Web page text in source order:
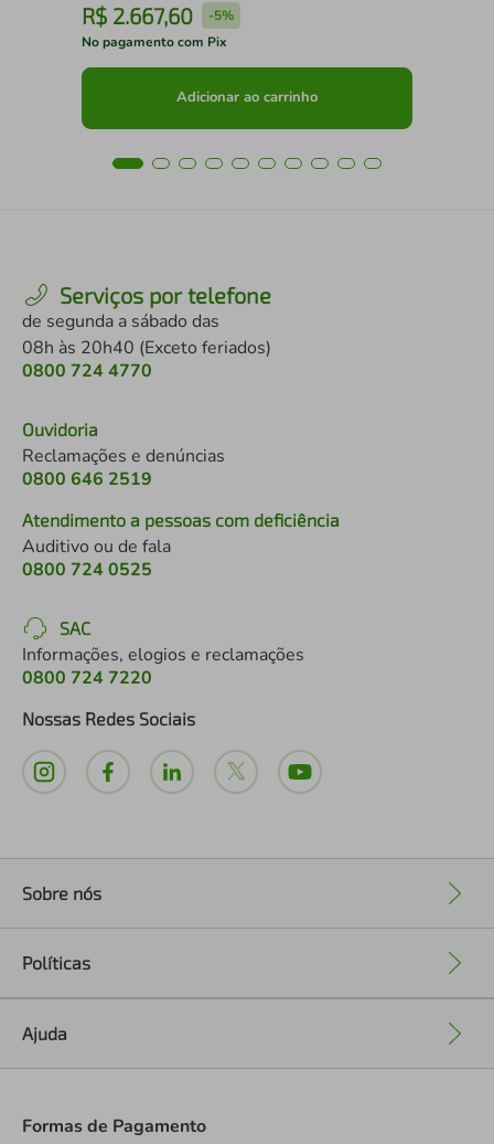
R$ 2.667,60 -5%
No pagamento com Pix
Adicionar ao carrinho
Serviços por telefone
de segunda a sábado das
08h às 20h40 (Exceto feriados)
0800 724 4770
Ouvidoria
Reclamações e denúncias
0800 646 2519
Atendimento a pessoas com deficiência
Auditivo ou de fala
0800 724 0525
SAC
Informações, elogios e reclamações
0800 724 7220
Nossas Redes Sociais
Sobre nós
Políticas
Ajuda
Formas de Pagamento